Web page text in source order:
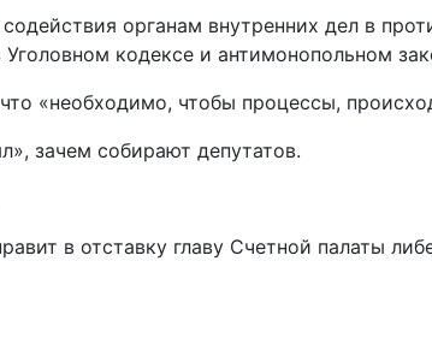
органам внутренних дел в
кодексе и антимонопольном
«необходимо, чтобы процессы,
зачем собирают депутатов.
в отставку главу Счетной палаты